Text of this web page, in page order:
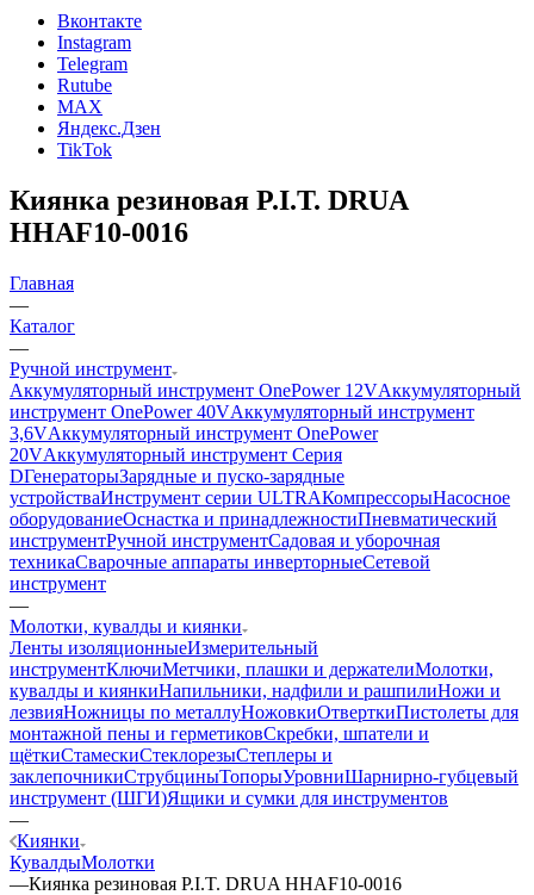
Вконтакте
Instagram
Telegram
Rutube
MAX
Яндекс.Дзен
TikTok
Киянка резиновая P.I.T. DRUA
HHAF10-0016
Главная
—
Каталог
—
Ручной инструмент
Аккумуляторный инструмент OnePower 12VАккумуляторный
инструмент OnePower 40VАккумуляторный инструмент
3,6VАккумуляторный инструмент OnePower
20VАккумуляторный инструмент Серия
DГенераторыЗарядные и пуско-зарядные
устройстваИнструмент серии ULTRAКомпрессорыНасосное
оборудованиеОснастка и принадлежностиПневматический
инструментРучной инструментСадовая и уборочная
техникаСварочные аппараты инверторныеСетевой
инструмент
—
Молотки, кувалды и киянки
Ленты изоляционныеИзмерительный
инструментКлючиМетчики, плашки и держателиМолотки,
кувалды и киянкиНапильники, надфили и рашпилиНожи и
лезвияНожницы по металлуНожовкиОтверткиПистолеты для
монтажной пены и герметиковСкребки, шпатели и
щёткиСтамескиСтеклорезыСтеплеры и
заклепочникиСтрубциныТопорыУровниШарнирно-губцевый
инструмент (ШГИ)Ящики и сумки для инструментов
—
Киянки
КувалдыМолотки
—Киянка резиновая P.I.T. DRUA HHAF10-0016